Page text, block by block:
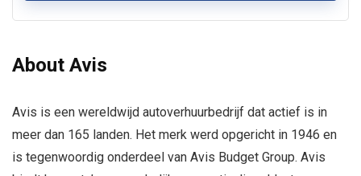
About Avis
Avis is een wereldwijd autoverhuurbedrijf dat actief is in
meer dan 165 landen. Het merk werd opgericht in 1946 en
is tegenwoordig onderdeel van Avis Budget Group. Avis